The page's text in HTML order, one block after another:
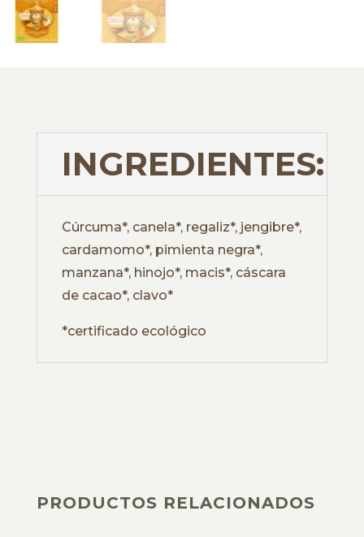
INGREDIENTES:
Cúrcuma*, canela*, regaliz*, jengibre*,
cardamomo*, pimienta negra*,
manzana*, hinojo*, macis*, cáscara
de cacao*, clavo*
*certificado ecológico
PRODUCTOS RELACIONADOS